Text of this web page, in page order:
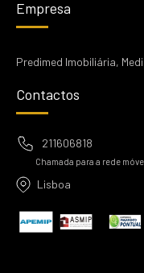
Empresa
Predimed Imobiliária,
Contactos
211606818
Chamada para a rede
Lisboa